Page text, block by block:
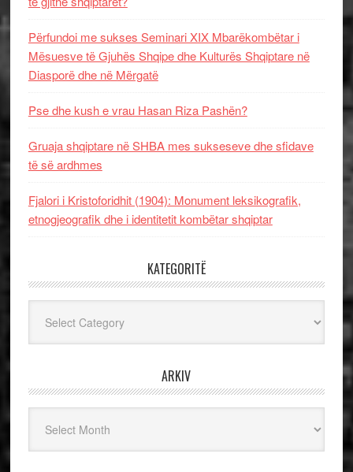
Përfundoi me sukses Seminari XIX Mbarëkombëtar i
Mësuesve të Gjuhës Shqipe dhe Kulturës Shqiptare në
Diasporë dhe në Mërgatë
Pse dhe kush e vrau Hasan Riza Pashën?
Gruaja shqiptare në SHBA mes sukseseve dhe sfidave
të së ardhmes
Fjalori i Kristoforidhit (1904): Monument leksikografik,
etnogjeografik dhe i identitetit kombëtar shqiptar
KATEGORITË
ARKIV